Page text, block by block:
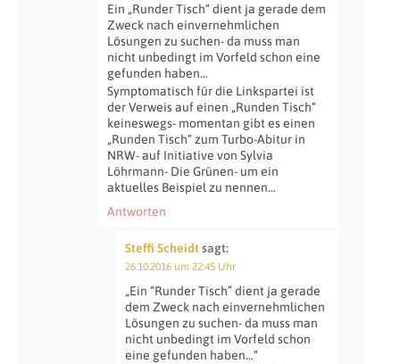
Ein „Runder Tisch“ dient ja gerade dem
Zweck nach einvernehmlichen
Lösungen zu suchen- da muss man
nicht unbedingt im Vorfeld schon eine
gefunden haben…
Symptomatisch für die Linkspartei ist
der Verweis auf einen „Runden Tisch“
keineswegs- momentan gibt es einen
„Runden Tisch“ zum Turbo-Abitur in
NRW- auf Initiative von Sylvia
Löhrmann- Die Grünen- um ein
aktuelles Beispiel zu nennen…
Antworten
Steffi Scheidtsagt:
26.10.2016 um 22:45 Uhr
„Ein “Runder Tisch” dient ja gerade
dem Zweck nach einvernehmlichen
Lösungen zu suchen- da muss man
nicht unbedingt im Vorfeld schon
eine gefunden haben…“